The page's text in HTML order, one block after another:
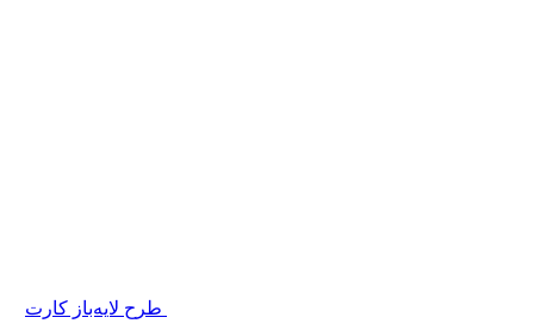
طرح لایه‌باز کارت